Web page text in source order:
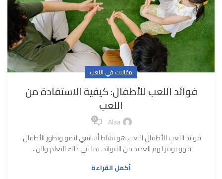
مقالات في اللعب
فوائد اللعب للأطفال: كيفية الاستفادة من
اللعب
Alaa
0
فوائد اللعب للأطفال اللعب هو نشاط أساسي لنمو وتطور الأطفال.
فهو يوفر لهم العديد من الفوائد، بما في ذلك التعلم والن...
أكمل القراءة